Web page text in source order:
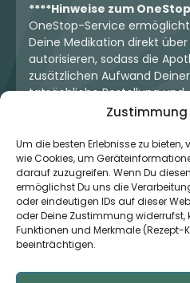
Um die besten Erlebnisse zu
wie Cookies, um
darauf zuzugreifen. Wenn Du
ermöglichst Du uns die
oder eindeutigen IDs auf dieser
oder Deine Zustimmung
Funktionen und Merkmale
beeinträchtigen.
****Hinweise zum
OneStop-Service
Deine Medikation direkt
autorisieren, sodass die
zusätzlichen Aufwand
tatsächliche Bestellung und
erfolgt jedoch
Dir und der Apotheke.
kein pharmazeutisches
lediglich der komfortablen
Nutzung ist freiwillig und hat
ärztliche
verschriebenen Medikation.
unabhängig und unterliegen